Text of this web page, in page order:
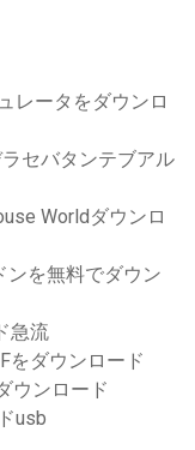
レータをダウンロ
セバタンテブアル
Worldダウンロ
ンを無料でダウン
急流
をダウンロード
ウンロード
usb